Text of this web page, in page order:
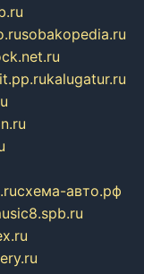
sobakopedia.ru
kalugatur.ru
схема-авто.рф